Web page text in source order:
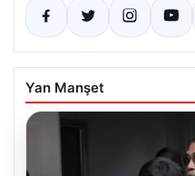
Yan Manşet